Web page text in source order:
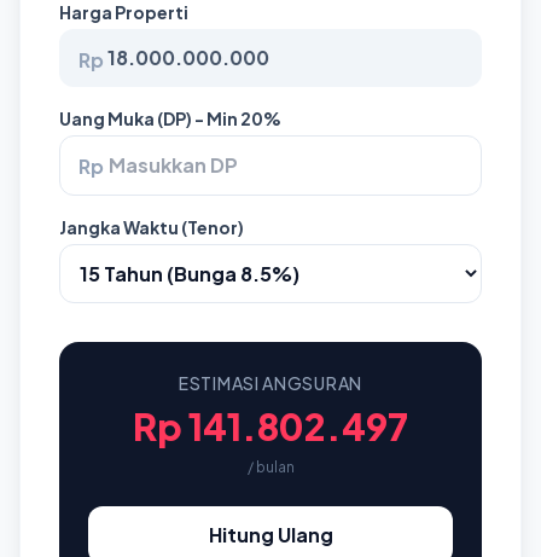
Harga Properti
Rp
Uang Muka (DP) - Min 20%
Rp
Jangka Waktu (Tenor)
ESTIMASI ANGSURAN
Rp 141.802.497
/ bulan
Hitung Ulang